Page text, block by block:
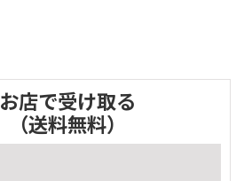
お店で受け取る
（送料無料）